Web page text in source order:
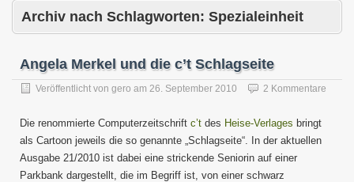
Archiv nach Schlagworten: Spezialeinheit
Angela Merkel und die c’t Schlagseite
Veröffentlicht von gero am 26. September 2010 2 Kommentare
Die renommierte Computerzeitschrift c’t des Heise-Verlages bringt
als Cartoon jeweils die so genannte „Schlagseite“. In der aktuellen
Ausgabe 21/2010 ist dabei eine strickende Seniorin auf einer
Parkbank dargestellt, die im Begriff ist, von einer schwarz